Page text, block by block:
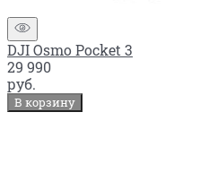
DJI Osmo Pocket 3
29 990
руб.
В корзину